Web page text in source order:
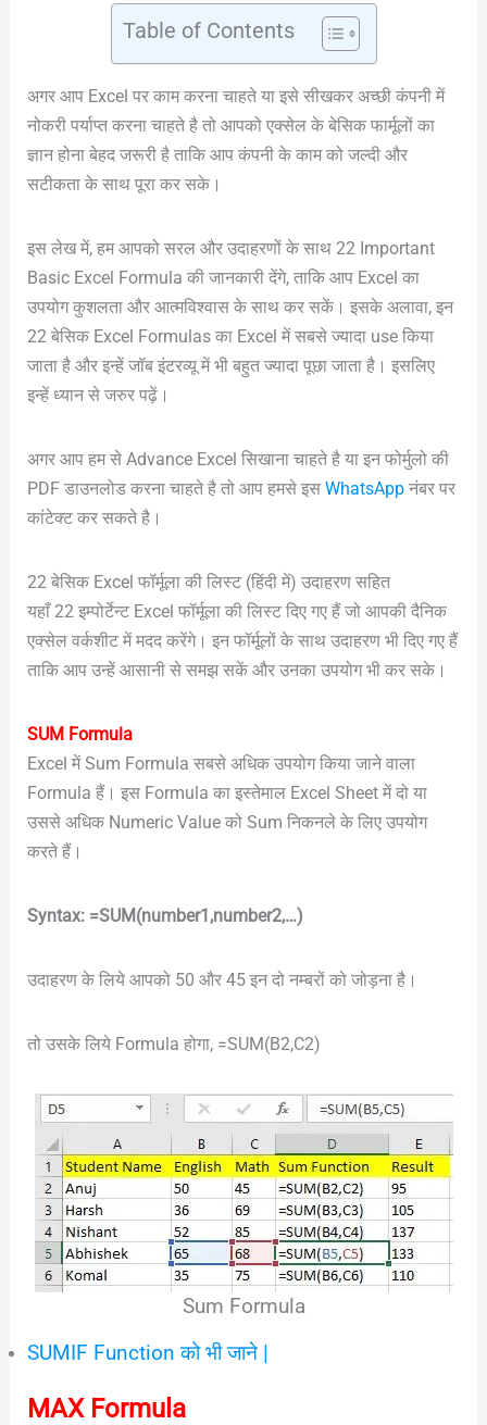
Table of Contents
अगर आप Excel पर काम करना चाहते या इसे सीखकर अच्छी कंपनी में
नोकरी पर्याप्त करना चाहते है तो आपको एक्सेल के बेसिक फार्मूलों का
ज्ञान होना बेहद जरूरी है ताकि आप कंपनी के काम को जल्दी और
सटीकता के साथ पूरा कर सके।
इस लेख में, हम आपको सरल और उदाहरणों के साथ 22 Important
Basic Excel Formula की जानकारी देंगे, ताकि आप Excel का
उपयोग कुशलता और आत्मविश्वास के साथ कर सकें। इसके अलावा, इन
22 बेसिक Excel Formulas का Excel में सबसे ज्यादा use किया
जाता है और इन्हें जॉब इंटरव्यू में भी बहुत ज्यादा पूछा जाता है। इसलिए
इन्हें ध्यान से जरुर पढ़ें।
अगर आप हम से Advance Excel सिखाना चाहते है या इन फोर्मुलो की
PDF डाउनलोड करना चाहते है तो आप हमसे इस WhatsAppनंबर पर
कांटेक्ट कर सकते है।
22 बेसिक Excel फॉर्मूला की लिस्ट (हिंदी में) उदाहरण सहित
यहाँ 22 इम्पोर्टेन्ट Excel फॉर्मूला की लिस्ट दिए गए हैं जो आपकी दैनिक
एक्सेल वर्कशीट में मदद करेंगे। इन फॉर्मूलों के साथ उदाहरण भी दिए गए हैं
ताकि आप उन्हें आसानी से समझ सकें और उनका उपयोग भी कर सके।
SUM Formula
Excel में Sum Formula सबसे अधिक उपयोग किया जाने वाला
Formula हैं। इस Formula का इस्तेमाल Excel Sheet में दो या
उससे अधिक Numeric Value को Sum निकनले के लिए उपयोग
करते हैं।
Syntax: =SUM(number1,number2,…)
उदाहरण के लिये आपको 50 और 45 इन दो नम्बरों को जोड़ना है।
तो उसके लिये Formula होगा, =SUM(B2,C2)
Sum Formula
SUMIF Function को भी जाने |
MAX Formula